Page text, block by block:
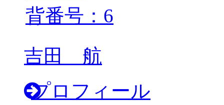
背番号：6
吉田 航
プロフィール